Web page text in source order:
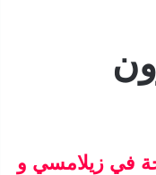
في زيلامسي و